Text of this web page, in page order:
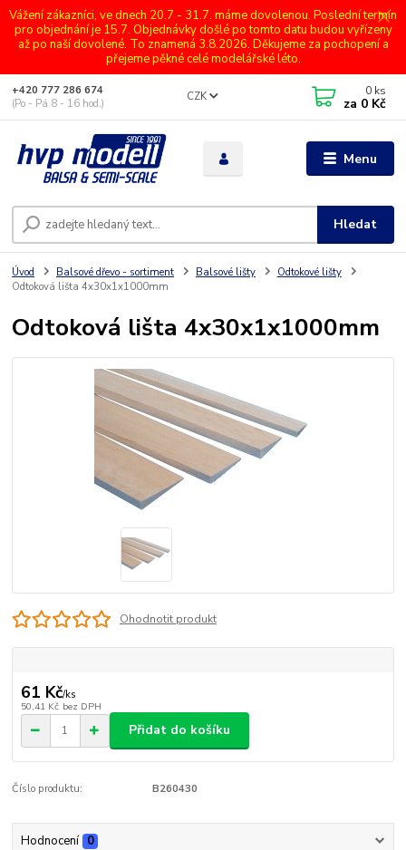
Vážení zákazníci, ve dnech 20.7 - 31.7. máme dovolenou. Poslední termín
pro objednání je 15.7. Objednávky došlé po tomto datu budou vyřízeny
až po naší dovolené. To znamená 3.8.2026. Děkujeme za pochopení a
přejeme pěkné celé modelářské léto.
Menu
CZK
Hledat
+420 777 286 674
(Po - Pá 8 - 16 hod.)
0 ks
za 0 Kč
Úvod Balsové dřevo - sortiment Balsové lišty
Odtokové lišty
Odtoková lišta 4x30x1x1000mm
Odtoková lišta 4x30x1x1000mm
Ohodnotit produkt
61 Kč/ks
50,41 Kč bez DPH
Přidat do košíku
Číslo produktu: B260430
Hodnocení 0